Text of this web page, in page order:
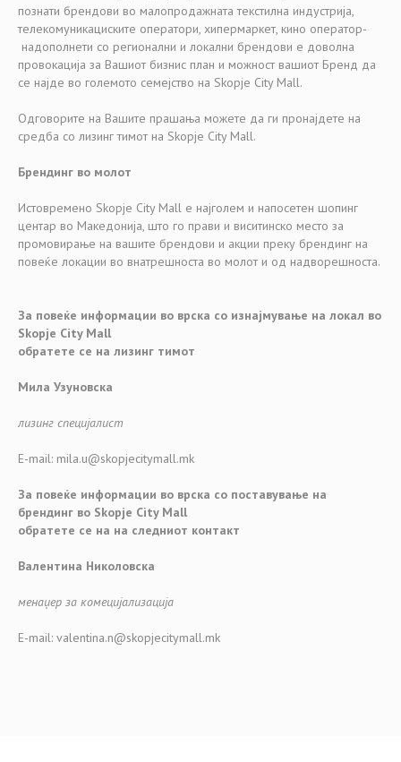
познати брендови во малопродажната текстилна индустрија,
телекомуникациските оператори, хипермаркет, кино оператор-
надополнети со регионални и локални брендови е доволна
провокација за Вашиот бизнис план и можност вашиот Бренд да
се најде во големото семејство на Skopje City Mall.
Одговорите на Вашите прашања можете да ги пронајдете на
средба со лизинг тимот на Skopje City Mall.
Брендинг во молот
Истовремено Skopje City Mall е најголем и напосетен шопинг
центар во Македонија, што го прави и виситинско место за
промовирање на вашите брендови и акции преку брендинг на
повеќе локации во внатрешноста во молот и од надворешноста.
За повеќе информации во врска со изнајмување на локал во
Skopje City Mall
обратете се на лизинг тимот
Мила Узуновска
лизинг специјалист
Е-mail: mila.u@skopjecitymall.mk
За повеќе информации во врска со поставување на
брендинг во Skopje City Mall
обратете се на на следниот контакт
Валентина Николовска
менаџер за комецијализација
E-mail: valentina.n@skopjecitymall.mk